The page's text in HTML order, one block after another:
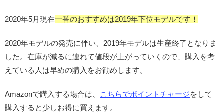
2020年5月現在一番のおすすめは2019年下位モデルです！
2020年モデルの発売に伴い、2019年モデルは生産終了となりま
した。在庫が減るに連れて値段が上がっていくので、購入を考
えている人は早めの購入をお勧めします。
Amazonで購入する場合は、 こちらでポイントチャージをして
購入すると少しお得に買えます。